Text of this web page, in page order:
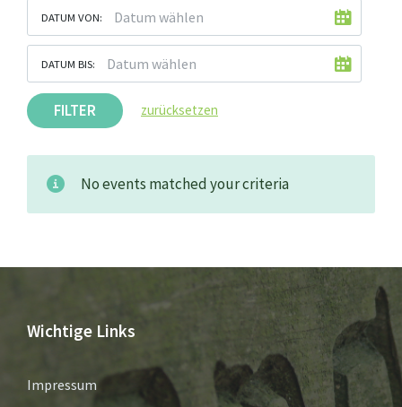
DATUM VON:
DATUM BIS:
FILTER zurücksetzen
No events matched your criteria
Wichtige Links
Impressum